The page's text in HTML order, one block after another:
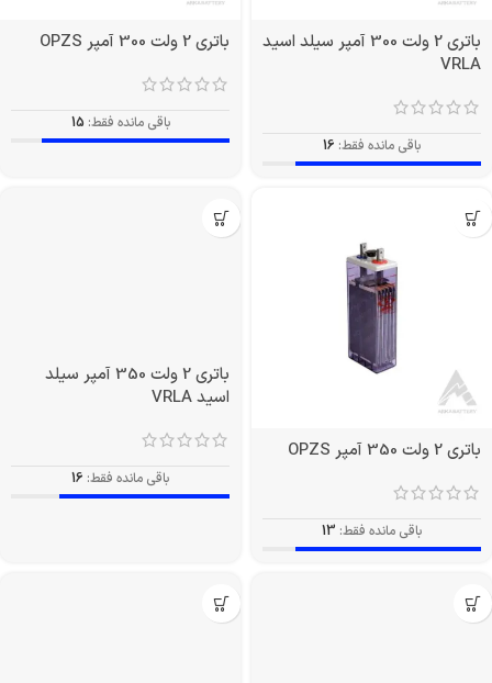
باتری 2 ولت 300 آمپر سیلد اسید
VRLA
باقی مانده فقط: 16
باتری 2 ولت 300 آمپر OPZS
باقی مانده فقط: 15
باتری 2 ولت 350 آمپر OPZS
باقی مانده فقط: 13
باتری 2 ولت 350 آمپر سیلد
اسید VRLA
باقی مانده فقط: 16